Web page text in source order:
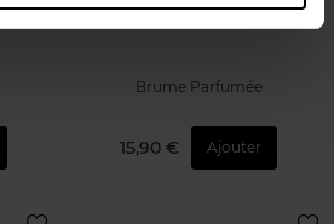
Brume Parfumée
15,90 € Ajouter